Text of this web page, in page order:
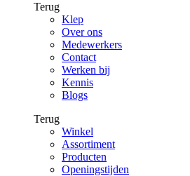
Terug
Klep
Over ons
Medewerkers
Contact
Werken bij
Kennis
Blogs
Terug
Winkel
Assortiment
Producten
Openingstijden